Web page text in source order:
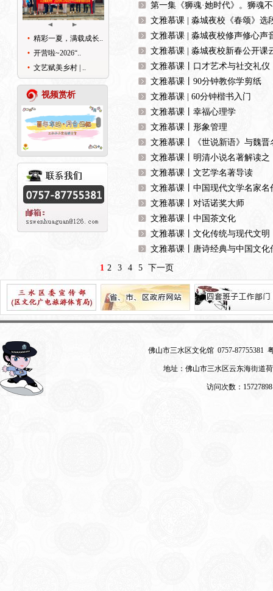
精彩一夏，满载成长..
开营啦~2026“..
文艺赋美乡村 | ..
视频赏析
第一集《狮魂·她时代》。狮魂
文雅慕课 | 淼城夜校《春颂》选
文雅慕课 | 淼城夜校修声修心声
文雅慕课 | 淼城夜校新春公开课
文雅慕课丨口才艺术与社交礼仪
文雅慕课丨90分钟教你学剪纸
文雅慕课 | 60分钟楷书入门
文雅慕课丨幸福心理学
文雅慕课丨形象管理
文雅慕课丨《世说新语》与魏晋
文雅慕课丨明清小说名著解读之
文雅慕课丨文艺学名著导读
文雅慕课丨中国现代文学名家名
文雅慕课丨对话诺奖大师
文雅慕课丨中国茶文化
文雅慕课丨文化传统与现代文明
文雅慕课丨唐诗经典与中国文化
1 2 3 4 5 下一页
佛山市三水区文化馆 0757-87755381
地址：佛山市三水区云东海街道
访问次数：15727898